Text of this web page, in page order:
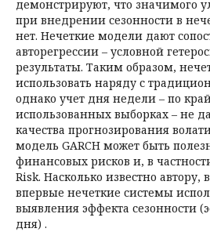
демонстрируют, что значимого
при внедрении сезонности в
нет. Нечеткие модели дают
авторегрессии – условной
результаты. Таким образом,
использовать наряду с
однако учет дня недели – по
использованных выборках – не
качества прогнозирования
модель GARCH может быть
финансовых рисков и, в
Risk. Насколько известно автору,
впервые нечеткие системы
выявления эффекта сезонности
дня) .